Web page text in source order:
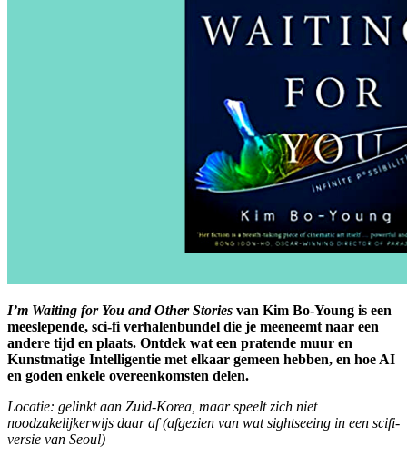
I’m Waiting for You and Other Stories van Kim Bo-Young is een
meeslepende, sci-fi verhalenbundel die je meeneemt naar een
andere tijd en plaats. Ontdek wat een pratende muur en
Kunstmatige Intelligentie met elkaar gemeen hebben, en hoe AI
en goden enkele overeenkomsten delen.
Locatie: gelinkt aan Zuid-Korea, maar speelt zich niet
noodzakelijkerwijs daar af (afgezien van wat sightseeing in een scifi-
versie van Seoul)